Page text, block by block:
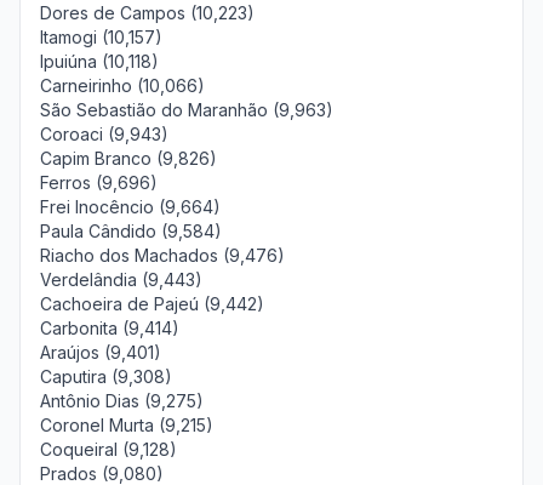
Dores de Campos (10,223)
Itamogi (10,157)
Ipuiúna (10,118)
Carneirinho (10,066)
São Sebastião do Maranhão (9,963)
Coroaci (9,943)
Capim Branco (9,826)
Ferros (9,696)
Frei Inocêncio (9,664)
Paula Cândido (9,584)
Riacho dos Machados (9,476)
Verdelândia (9,443)
Cachoeira de Pajeú (9,442)
Carbonita (9,414)
Araújos (9,401)
Caputira (9,308)
Antônio Dias (9,275)
Coronel Murta (9,215)
Coqueiral (9,128)
Prados (9,080)